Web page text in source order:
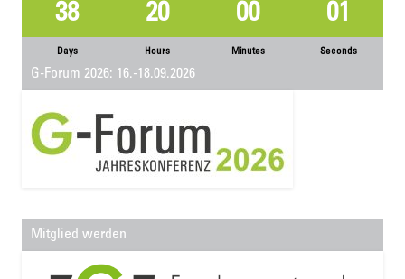
38
Days
20
Hours
00
Minutes
01
Seconds
G-Forum 2026: 16.-18.09.2026
Mitglied werden